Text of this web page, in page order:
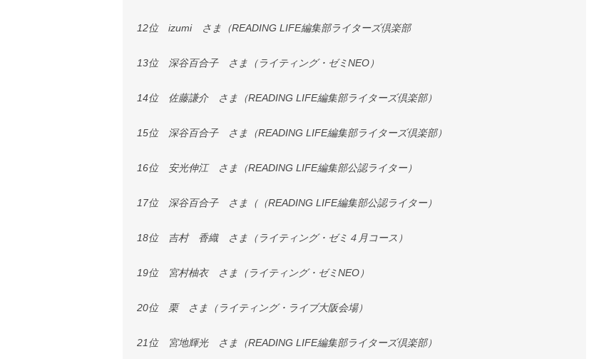
12位 izumi さま（READING LIFE編集部ライターズ倶楽部
13位 深谷百合子 さま（ライティング・ゼミNEO）
14位 佐藤謙介 さま（READING LIFE編集部ライターズ倶楽部）
15位 深谷百合子 さま（READING LIFE編集部ライターズ倶楽部）
16位 安光伸江 さま（READING LIFE編集部公認ライター）
17位 深谷百合子 さま（（READING LIFE編集部公認ライター）
18位 吉村 香織 さま（ライティング・ゼミ４月コース）
19位 宮村柚衣 さま（ライティング・ゼミNEO）
20位 栗 さま（ライティング・ライブ大阪会場）
21位 宮地輝光 さま（READING LIFE編集部ライターズ倶楽部）